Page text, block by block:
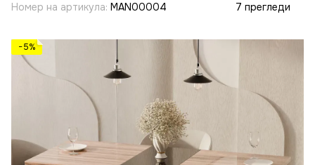
Номер на артикула: MAN00004 7 прегледи
−5%